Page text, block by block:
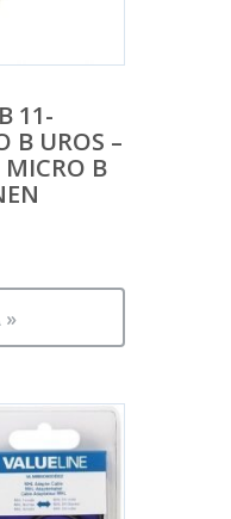
11-
B UROS –
B
»